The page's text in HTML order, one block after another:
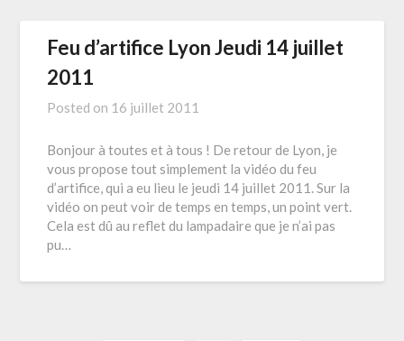
Feu d’artifice Lyon Jeudi 14 juillet
2011
Posted on 16 juillet 2011
Bonjour à toutes et à tous ! De retour de Lyon, je
vous propose tout simplement la vidéo du feu
d’artifice, qui a eu lieu le jeudi 14 juillet 2011. Sur la
vidéo on peut voir de temps en temps, un point vert.
Cela est dû au reflet du lampadaire que je n’ai pas
pu…